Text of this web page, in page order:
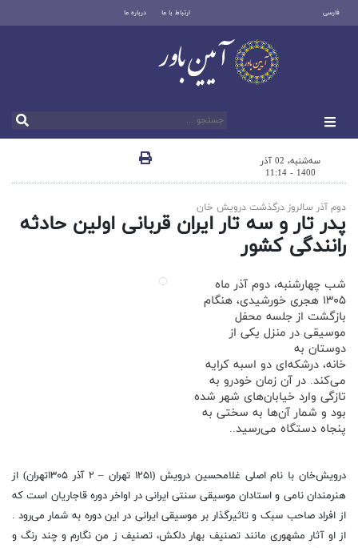
فارسی ارتباط با ما درباره ما
سه‌شنبه، 02 آذر
1400 - 11:14
دوم آذر سالروز درگذشت درویش خان
پدر تار و سه تار ایران قربانی اولین حادثه
رانندگی کشور
شب چهارشنبه، دوم آذر ماه
۱۳۰۵ هجری خورشیدی، هنگام
بازگشت از جلسه محفل
موسیقی در منزل یکی از
دوستان به
خانه، درشکه‌ای دو اسبه کرایه
می‌کند. در آن زمان خودرو به
تازگی وارد خیابان‌های شهر شده
بود و شمار آن‌ها به سختی به
پنجاه دستگاه می‌رسید..
درویش‌خان با نام اصلی غلامحسین درویش (۱۲۵۱ تهران – ۲ آذر ۱۳۰۵تهران) از
هنرمندان نامی و استادان موسیقی سنتی ایرانی در اواخر دوره قاجاریان است که
از افراد صاحب سبک و تاثیرگذار بر موسیقی ایرانی در این دوره به شمار می‌رود .
از او آثار مشهوری مانند تصنیف بهار دلکش، تصنیف ز من نگارم و چند رنگ و